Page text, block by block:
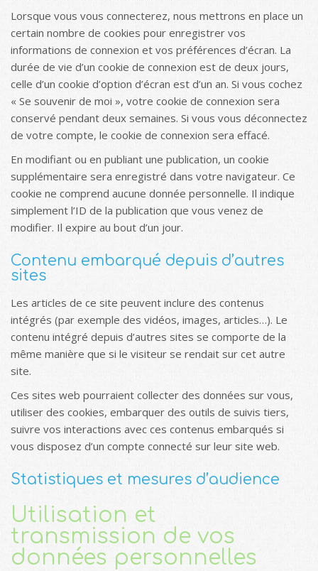
Lorsque vous vous connecterez, nous mettrons en place un
certain nombre de cookies pour enregistrer vos
informations de connexion et vos préférences d’écran. La
durée de vie d’un cookie de connexion est de deux jours,
celle d’un cookie d’option d’écran est d’un an. Si vous cochez
« Se souvenir de moi », votre cookie de connexion sera
conservé pendant deux semaines. Si vous vous déconnectez
de votre compte, le cookie de connexion sera effacé.
En modifiant ou en publiant une publication, un cookie
supplémentaire sera enregistré dans votre navigateur. Ce
cookie ne comprend aucune donnée personnelle. Il indique
simplement l’ID de la publication que vous venez de
modifier. Il expire au bout d’un jour.
Contenu embarqué depuis d’autres
sites
Les articles de ce site peuvent inclure des contenus
intégrés (par exemple des vidéos, images, articles…). Le
contenu intégré depuis d’autres sites se comporte de la
même manière que si le visiteur se rendait sur cet autre
site.
Ces sites web pourraient collecter des données sur vous,
utiliser des cookies, embarquer des outils de suivis tiers,
suivre vos interactions avec ces contenus embarqués si
vous disposez d’un compte connecté sur leur site web.
Statistiques et mesures d’audience
Utilisation et
transmission de vos
données personnelles